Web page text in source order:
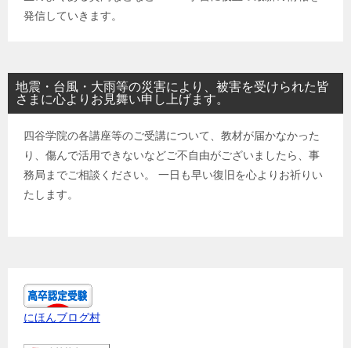
発信していきます。
地震・台風・大雨等の災害により、被害を受けられた皆
さまに心よりお見舞い申し上げます。
四谷学院の各講座等のご受講について、教材が届かなかった
り、傷んで活用できないなどご不自由がございましたら、事
務局までご相談ください。 一日も早い復旧を心よりお祈りい
たします。
にほんブログ村